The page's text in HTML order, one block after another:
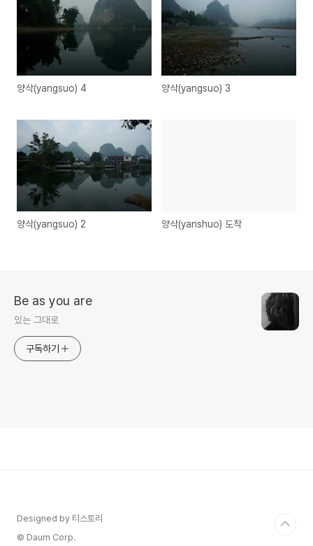
양삭(yangsuo) 4 양삭(yangsuo) 3
양삭(yangsuo) 2 양삭(yanshuo) 도착
Be as you are
있는 그대로
구독하기
Designed by 티스토리
© Daum Corp.